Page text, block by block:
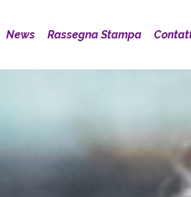
News Rassegna Stampa